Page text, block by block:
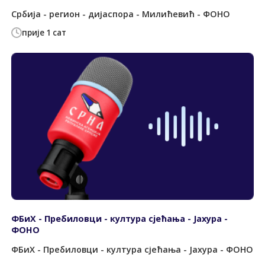
прије 1 сат
Србија - регион - дијаспора - Милићевић - ФОНО
ФБиХ - Пребиловци - култура сјећања - Јахура -
ФОНО
ФБиХ - Пребиловци - култура сјећања - Јахура - ФОНО